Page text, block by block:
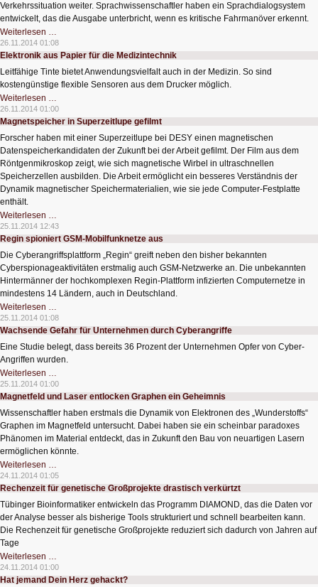
die
IT-
Verkehrssituation weiter. Sprachwissenschaftler haben ein Sprachdialogsystem
entwickelt, das die Ausgabe unterbricht, wenn es kritische Fahrmanöver erkennt.
Weiterlesen …
rücksichtsvolle
Sprachassistent
für
Auto
26.11.2014 01:08
Elektronik aus Papier für die Medizintechnik
Leitfähige Tinte bietet Anwendungsvielfalt auch in der Medizin. So sind
kostengünstige flexible Sensoren aus dem Drucker möglich.
Weiterlesen …
aus
Papier
für
Medizintechnik
26.11.2014 01:00
Magnetspeicher in Superzeitlupe gefilmt
Forscher haben mit einer Superzeitlupe bei DESY einen magnetischen
Datenspeicherkandidaten der Zukunft bei der Arbeit gefilmt. Der Film aus dem
Röntgenmikroskop zeigt, wie sich magnetische Wirbel in ultraschnellen
Speicherzellen ausbilden. Die Arbeit ermöglicht ein besseres Verständnis der
Dynamik magnetischer Speichermaterialien, wie sie jede Computer-Festplatte
enthält.
Weiterlesen …
in
Superzeitlupe
gefilmt
25.11.2014 12:43
Regin spioniert GSM-Mobilfunknetze aus
Die Cyberangriffsplattform „Regin“ greift neben den bisher bekannten
Cyberspionageaktivitäten erstmalig auch GSM-Netzwerke an. Die unbekannten
Hintermänner der hochkomplexen Regin-Plattform infizierten Computernetze in
mindestens 14 Ländern, auch in Deutschland.
Weiterlesen …
spioniert
GSM-
Mobilfunknetze
25.11.2014 01:08
Wachsende Gefahr für Unternehmen durch Cyberangriffe
Eine Studie belegt, dass bereits 36 Prozent der Unternehmen Opfer von Cyber-
Angriffen wurden.
Weiterlesen …
Gefahr
für
Unternehmen
Cyberangriffe
25.11.2014 01:00
Magnetfeld und Laser entlocken Graphen ein Geheimnis
Wissenschaftler haben erstmals die Dynamik von Elektronen des „Wunderstoffs“
Graphen im Magnetfeld untersucht. Dabei haben sie ein scheinbar paradoxes
Phänomen im Material entdeckt, das in Zukunft den Bau von neuartigen Lasern
ermöglichen könnte.
Weiterlesen …
und
Laser
entlocken
ein
Geheimnis
24.11.2014 01:05
Rechenzeit für genetische Großprojekte drastisch verkürtzt
Tübinger Bioinformatiker entwickeln das Programm DIAMOND, das die Daten vor
der Analyse besser als bisherige Tools strukturiert und schnell bearbeiten kann.
Die Rechenzeit für genetische Großprojekte reduziert sich dadurch von Jahren auf
Tage
Weiterlesen …
für
genetische
Großprojekte
24.11.2014 01:00
Hat jemand Dein Herz gehackt?